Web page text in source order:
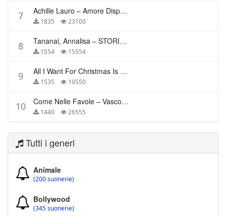
7 Achille Lauro – Amore Disperato
1835 23100
8 Tananai, Annalisa – STORIE BREVI
1554 15554
9 All I Want For Christmas Is You – Mariah Carey
1535 10550
10 Come Nelle Favole – Vasco Rossi
1440 26555
Tutti i generi
Animale
(200 suonerie)
Bollywood
(345 suonerie)